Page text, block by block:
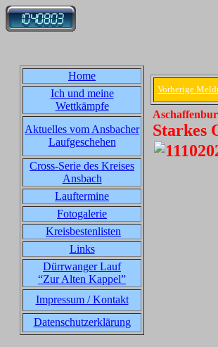
Home
Ich und meine
Wettkämpfe
Aktuelles vom Ansbacher
Laufgeschehen
Cross-Serie des Kreises
Ansbach
Lauftermine
Fotogalerie
Kreisbestenlisten
Links
Dürrwanger Lauf
“Zur Alten Kappel”
Impressum / Kontakt
Datenschutzerklärung
Vorherige
Starkes